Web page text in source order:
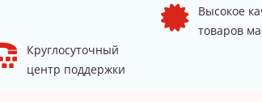
Высокое
товаров
Круглосуточный
центр поддержки